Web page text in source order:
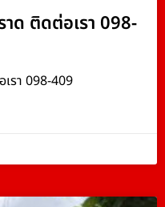
าด ติดต่อเรา 098-
รา 098-409